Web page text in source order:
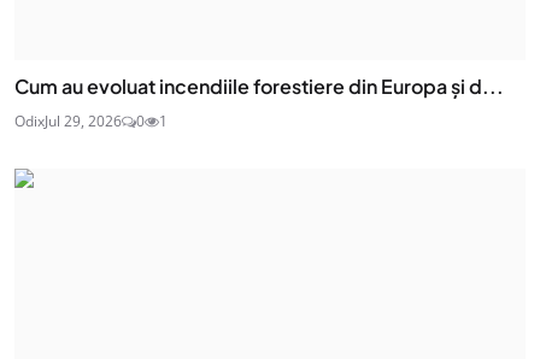
Cum au evoluat incendiile forestiere din Europa și d...
OdixJul 29, 2026 0 1